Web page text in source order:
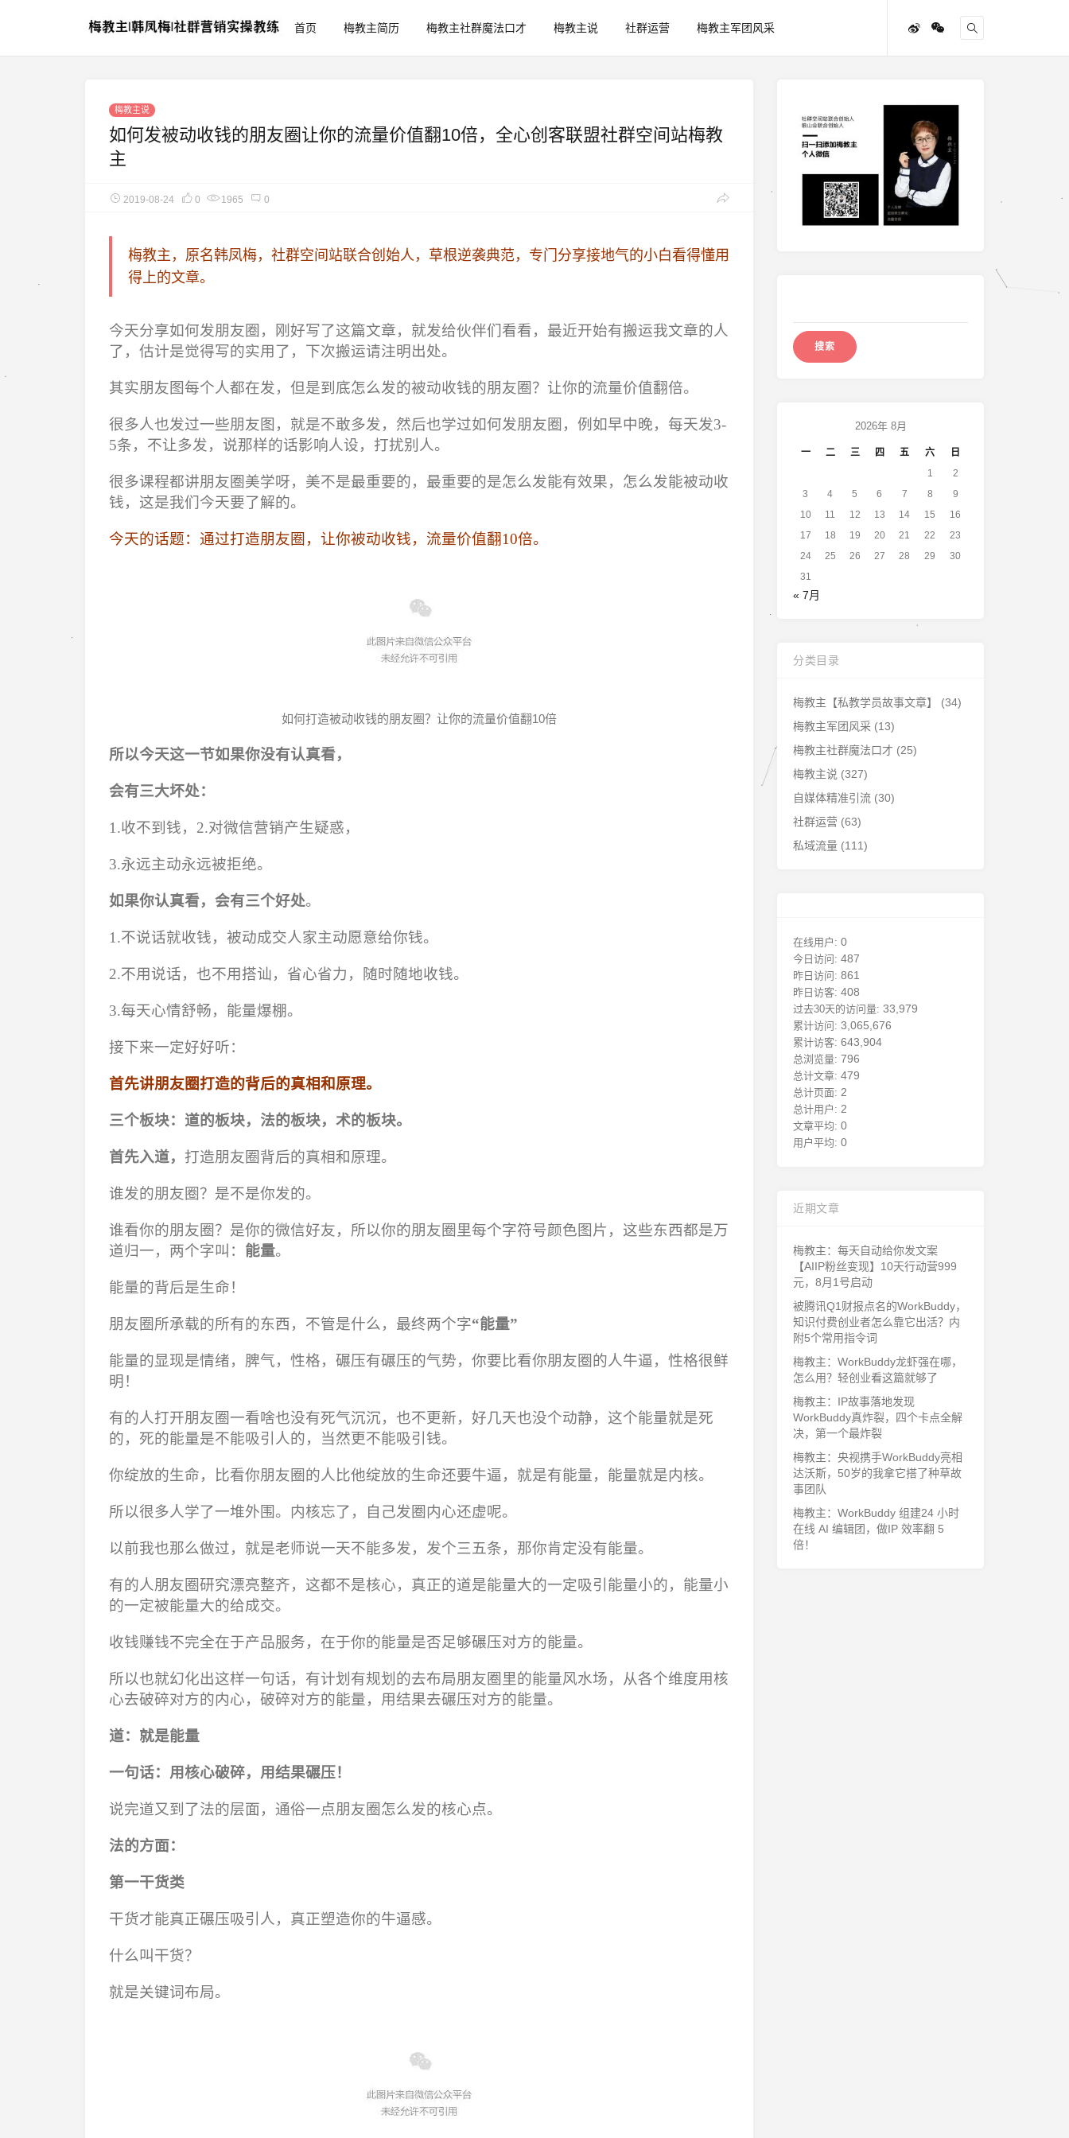
首页 梅教主简历 梅教主社群魔法口才 梅教主说 社群运营 梅教主军团风采
梅教主说
如何发被动收钱的朋友圈让你的流量价值翻10倍，全心创客联盟社群空间站梅教
主
2019-08-24 0 1965 0
梅教主，原名韩凤梅，社群空间站联合创始人，草根逆袭典范，专门分享接地气的小白看得懂用
得上的文章。
今天分享如何发朋友圈，刚好写了这篇文章，就发给伙伴们看看，最近开始有搬运我文章的人
了，估计是觉得写的实用了，下次搬运请注明出处。
其实朋友图每个人都在发，但是到底怎么发的被动收钱的朋友圈？让你的流量价值翻倍。
很多人也发过一些朋友图，就是不敢多发，然后也学过如何发朋友圈，例如早中晚，每天发3-
5条，不让多发，说那样的话影响人设，打扰别人。
很多课程都讲朋友圈美学呀，美不是最重要的，最重要的是怎么发能有效果，怎么发能被动收
钱，这是我们今天要了解的。
今天的话题：通过打造朋友圈，让你被动收钱，流量价值翻10倍。
如何打造被动收钱的朋友圈？让你的流量价值翻10倍
所以今天这一节如果你没有认真看，
会有三大坏处：
1.收不到钱，2.对微信营销产生疑惑，
3.永远主动永远被拒绝。
如果你认真看，会有三个好处。
1.不说话就收钱，被动成交人家主动愿意给你钱。
2.不用说话，也不用搭讪，省心省力，随时随地收钱。
3.每天心情舒畅，能量爆棚。
接下来一定好好听：
首先讲朋友圈打造的背后的真相和原理。
三个板块：道的板块，法的板块，术的板块。
首先入道， 打造朋友圈背后的真相和原理。
谁发的朋友圈？是不是你发的。
谁看你的朋友圈？是你的微信好友，所以你的朋友圈里每个字符号颜色图片，这些东西都是万
道归一，两个字叫： 能量。
能量的背后是生命！
朋友圈所承载的所有的东西，不管是什么，最终两个字“能量”
能量的显现是情绪，脾气，性格，碾压有碾压的气势，你要比看你朋友圈的人牛逼，性格很鲜
明！
有的人打开朋友圈一看啥也没有死气沉沉，也不更新，好几天也没个动静，这个能量就是死
的，死的能量是不能吸引人的，当然更不能吸引钱。
你绽放的生命，比看你朋友圈的人比他绽放的生命还要牛逼，就是有能量，能量就是内核。
所以很多人学了一堆外围。内核忘了，自己发圈内心还虚呢。
以前我也那么做过，就是老师说一天不能多发，发个三五条，那你肯定没有能量。
有的人朋友圈研究漂亮整齐，这都不是核心，真正的道是能量大的一定吸引能量小的，能量小
的一定被能量大的给成交。
收钱赚钱不完全在于产品服务，在于你的能量是否足够碾压对方的能量。
所以也就幻化出这样一句话，有计划有规划的去布局朋友圈里的能量风水场，从各个维度用核
心去破碎对方的内心，破碎对方的能量，用结果去碾压对方的能量。
道：就是能量
一句话：用核心破碎，用结果碾压！
说完道又到了法的层面，通俗一点朋友圈怎么发的核心点。
法的方面：
第一干货类
干货才能真正碾压吸引人，真正塑造你的牛逼感。
什么叫干货？
就是关键词布局。
2026年 8月
一 二 三 四 五 六
日
1
2
3
4 5 6 7 8
9
10
11 12 13 14 15
16
17
18 19 20 21 22
23
24
25 26 27 28 29
30
31
« 7月
分类目录
梅教主【私教学员故事文章】
(34)
梅教主军团风采 (13)
梅教主社群魔法口才 (25)
梅教主说 (327)
自媒体精准引流 (30)
社群运营 (63)
私域流量 (111)
在线用户: 0
今日访问: 487
昨日访问: 861
昨日访客: 408
过去30天的访问量: 33,979
累计访问: 3,065,676
累计访客: 643,904
总浏览量: 796
总计文章: 479
总计页面: 2
总计用户: 2
文章平均: 0
用户平均: 0
近期文章
梅教主：每天自动给你发文案
【AIIP粉丝变现】10天行动营999
元，8月1号启动
被腾讯Q1财报点名的WorkBuddy，
知识付费创业者怎么靠它出活？内
附5个常用指令词
梅教主：WorkBuddy龙虾强在哪，
怎么用？轻创业看这篇就够了
梅教主：IP故事落地发现
WorkBuddy真炸裂，四个卡点全解
决，第一个最炸裂
梅教主：央视携手WorkBuddy亮相
达沃斯，50岁的我拿它搭了种草故
事团队
梅教主：WorkBuddy 组建24 小时
在线 AI 编辑团，做IP 效率翻 5
倍！